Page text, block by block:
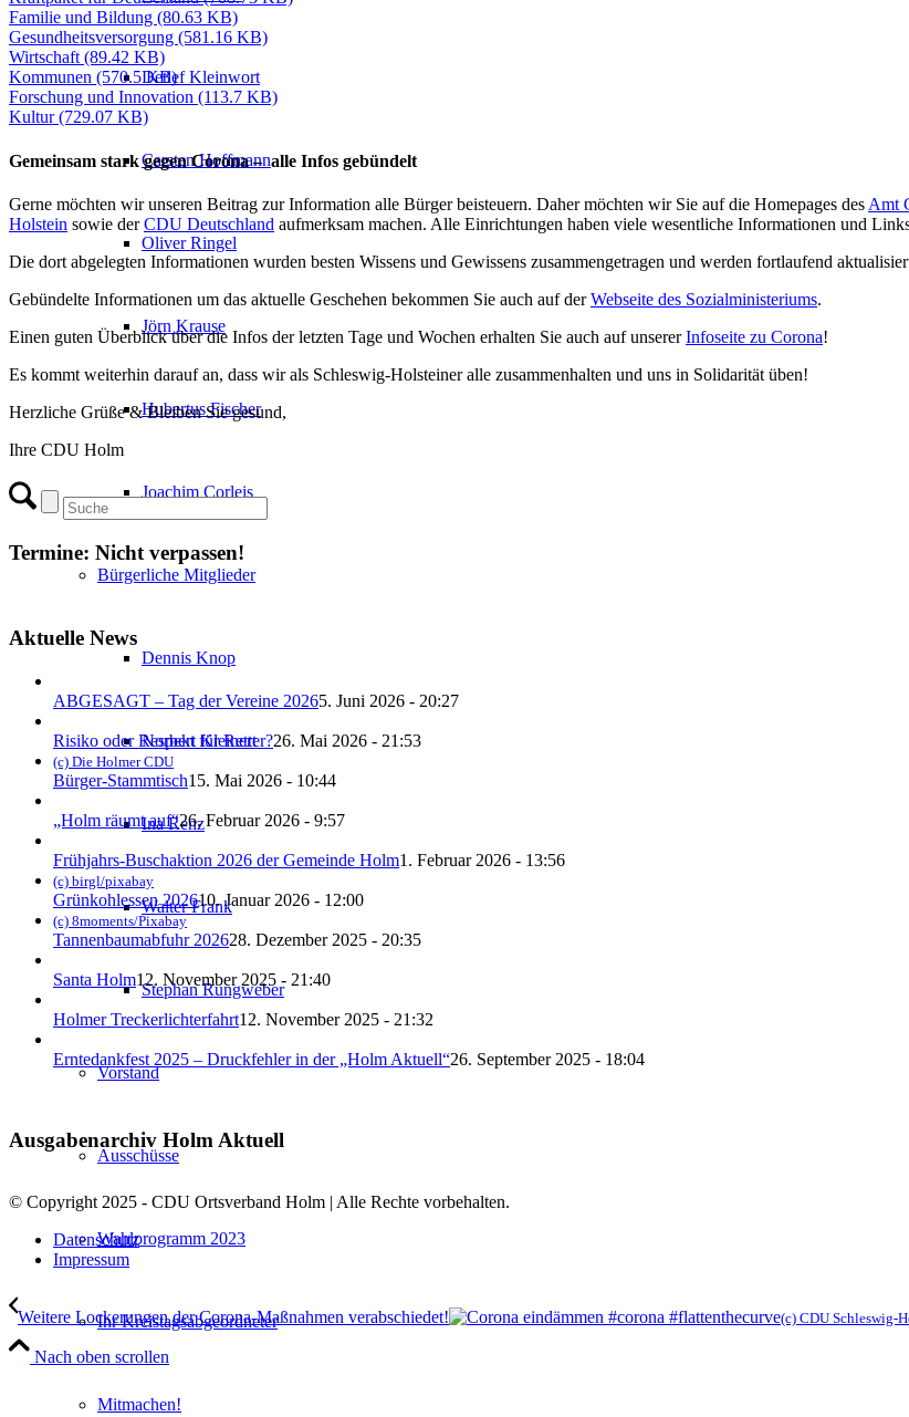
Detlef Kleinwort
Carsten Hoffmann
Oliver Ringel
Jörn Krause
Hubertus Fischer
Joachim Corleis
Bürgerliche Mitglieder
Dennis Knop
Norbert Kleinert
Ina Renz
Walter Frank
Stephan Rungweber
Vorstand
Ausschüsse
Wahlprogramm 2023
Ihr Kreistagsabgeordneter
Mitmachen!
Familie und Bildung (80.63 KB)
Gesundheitsversorgung (581.16 KB)
Wirtschaft(89.42 KB)
Kommunen (570.5 KB)
Forschung und Innovation (113.7 KB)
Kultur(729.07 KB)
Gemeinsam stark gegen Corona – alle Infos gebündelt
Gerne möchten wir unseren Beitrag zur Information alle Bürger beisteuern. Daher möchten wir Sie auf die Homepages des Amt
Holstein sowie derCDU Deutschland aufmerksam machen. Alle Einrichtungen haben viele wesentliche Informationen und
Die dort abgelegten Informationen wurden besten Wissens und Gewissens zusammengetragen und werden fortlaufend
Gebündelte Informationen um das aktuelle Geschehen bekommen Sie auch auf derWebseite des Sozialministeriums.
Einen guten Überblick über die Infos der letzten Tage und Wochen erhalten Sie auch auf unsererInfoseite zu Corona!
Es kommt weiterhin darauf an, dass wir als Schleswig-Holsteiner alle zusammenhalten und uns in Solidarität üben!
Herzliche Grüße & Bleiben Sie gesund,
Ihre CDU Holm
Termine: Nicht verpassen!
Aktuelle News
ABGESAGT – Tag der Vereine 20265. Juni 2026 - 20:27
Risiko oder Respekt für Retter?26. Mai 2026 - 21:53
(c) Die Holmer CDU
Bürger-Stammtisch15. Mai 2026 - 10:44
„Holm räumt auf“26. Februar 2026 - 9:57
Frühjahrs-Buschaktion 2026 der Gemeinde Holm1. Februar 2026 - 13:56
(c) birgl/pixabay
Grünkohlessen 202610. Januar 2026 - 12:00
(c) 8moments/Pixabay
Tannenbaumabfuhr 202628. Dezember 2025 - 20:35
Santa Holm12. November 2025 - 21:40
Holmer Treckerlichterfahrt12. November 2025 - 21:32
Erntedankfest 2025 – Druckfehler in der „Holm Aktuell“26. September 2025 - 18:04
Ausgabenarchiv Holm Aktuell
© Copyright 2025 - CDU Ortsverband Holm | Alle Rechte vorbehalten.
Datenschutz
Impressum
Weitere Lockerungen der Corona-Maßnahmen verabschiedet! (c) CDU Schleswig-
Nach oben scrollen